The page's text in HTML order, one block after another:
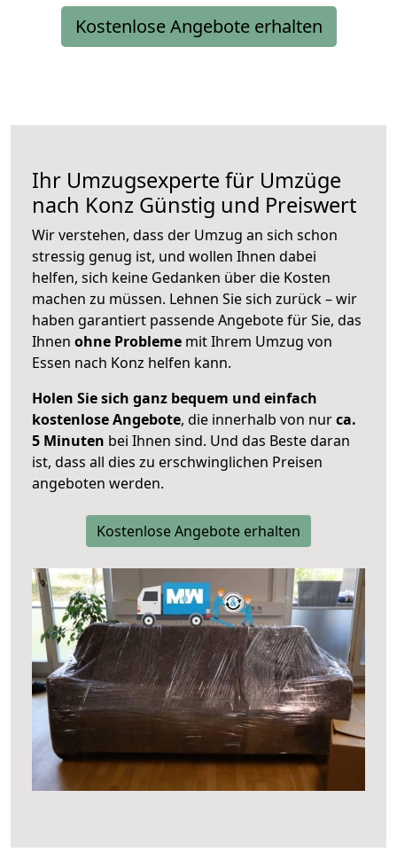
Kostenlose Angebote erhalten
Ihr Umzugsexperte für Umzüge
nach Konz Günstig und Preiswert
Wir verstehen, dass der Umzug an sich schon
stressig genug ist, und wollen Ihnen dabei
helfen, sich keine Gedanken über die Kosten
machen zu müssen. Lehnen Sie sich zurück – wir
haben garantiert passende Angebote für Sie, das
Ihnen ohne Probleme mit Ihrem Umzug von
Essen nach Konz helfen kann.
Holen Sie sich ganz bequem und einfach
kostenlose Angebote, die innerhalb von nurca.
5 Minuten bei Ihnen sind. Und das Beste daran
ist, dass all dies zu erschwinglichen Preisen
angeboten werden.
Kostenlose Angebote erhalten